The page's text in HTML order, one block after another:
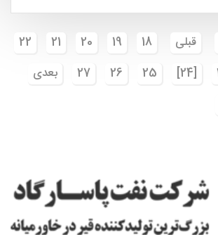
قبلی 18
19
20
21
22
[24]
25
26
27
بعدی